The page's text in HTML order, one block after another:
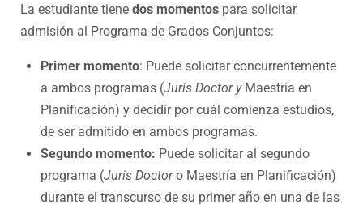
La estudiante tiene dos momentos para solicitar
admisión al Programa de Grados Conjuntos:
Primer momento: Puede solicitar concurrentemente
a ambos programas (Juris Doctor yMaestría en
Planificación) y decidir por cuál comienza estudios,
de ser admitido en ambos programas.
Segundo momento: Puede solicitar al segundo
programa (Juris Doctoro Maestría en Planificación)
durante el transcurso de su primer año en una de las